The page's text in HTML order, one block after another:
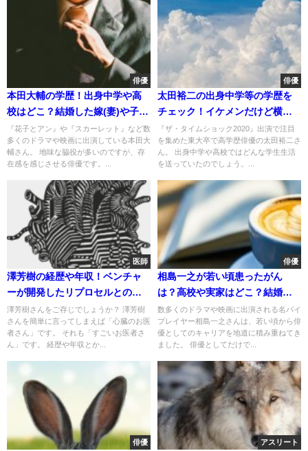
俳優
本田大輔の学歴！出身中学や高
校はどこ？結婚した嫁(妻)や子供
はいる？
『花子とアン』や『スカーレット』など数
多くのドラマや映画に出演している本田大
輔さん。 地味な脇役が多いのですが、存
在感を感じさせる俳優です。...
俳優
太田裕二の出身中学等の学歴を
チェック！イケメンだけど横浜
流星に似てる？
『ザ・タイムショック2020』出演で注目
を集めた東大卒で高学歴俳優の太田裕二さ
ん。 出身中学や高校ではどんな学生生活
を送っていたのでしょう。...
医師
澤芳樹の経歴や年収！ベンチャ
ーが開発したリプロセルとの関
係！
澤芳樹さんをご存じでしょうか？ 澤芳樹
さんを簡単に言ってしまえば「心臓のお医
者さん」です。 それも「すごいお医者さ
ん」です。 経歴や年収とか...
俳優
相島一之が若い頃患ったがん
は？高校や実家はどこ？結婚し
た嫁や子供について！
数多くのドラマや映画に出演される名バイ
プレイヤー相島一之さんは、若い頃から俳
優としてのキャリアを地道に積み重ねてき
ました。 俳優としてだけで...
俳優 アスリート